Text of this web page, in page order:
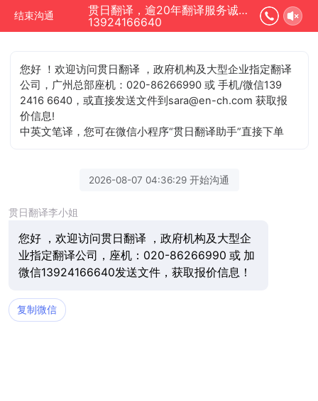
结束沟通
贯日翻译，逾20年翻译服务诚信单位正在为您服务
13924166640
您好 ！欢迎访问贯日翻译 ，政府机构及大型企业指定翻译
公司，广州总部座机：020-86266990 或 手机/微信139
2416 6640，或直接发送文件到sara@en-ch.com 获取报
价信息!
中英文笔译，您可在微信小程序“贯日翻译助手”直接下单
2026-08-07 04:36:29 开始沟通
贯日翻译李小姐
您好 ，欢迎访问贯日翻译 ，政府机构及大型企
业指定翻译公司，座机：020-86266990 或 加
微信13924166640发送文件，获取报价信息！
复制微信